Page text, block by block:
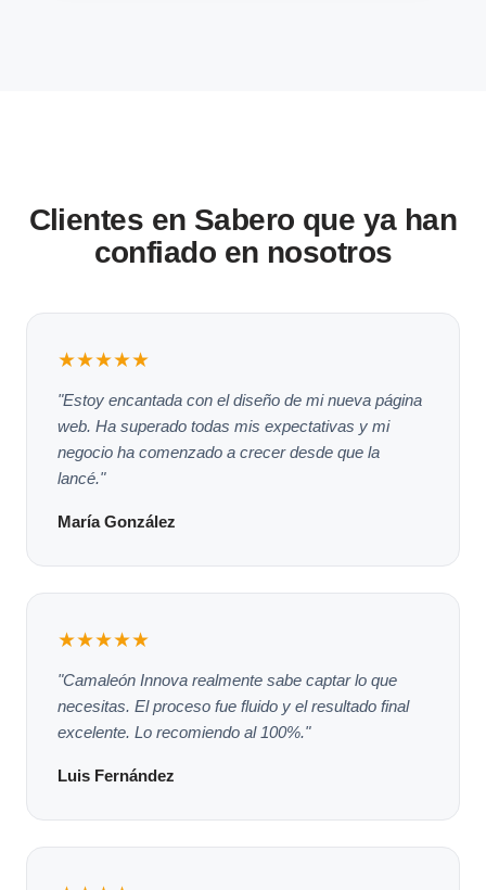
Clientes en Sabero que ya han
confiado en nosotros
★★★★★
"Estoy encantada con el diseño de mi nueva página
web. Ha superado todas mis expectativas y mi
negocio ha comenzado a crecer desde que la
lancé."
María González
★★★★★
"Camaleón Innova realmente sabe captar lo que
necesitas. El proceso fue fluido y el resultado final
excelente. Lo recomiendo al 100%."
Luis Fernández